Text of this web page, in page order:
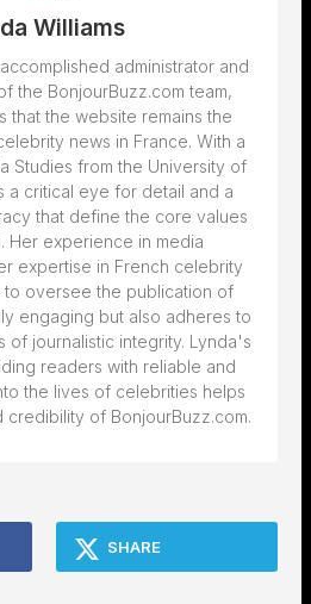
Williams
administrator and
the BonjourBuzz.com team,
that the website remains the
news in France. With a
Studies from the University of
a critical eye for detail and a
that define the core values
Her experience in media
expertise in French celebrity
to oversee the publication of
engaging but also adheres to
of journalistic integrity. Lynda's
readers with reliable and
the lives of celebrities helps
credibility of BonjourBuzz.com.
SHARE